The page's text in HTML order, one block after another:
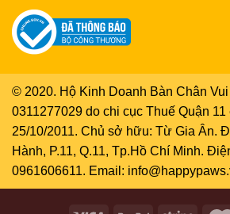
© 2020. Hộ Kinh Doanh Bàn Chân Vui
0311277029 do chi cục Thuế Quận 11
25/10/2011. Chủ sở hữu: Từ Gia Ân.
Hành, P.11, Q.11, Tp.Hồ Chí Minh.
0961606611. Email: